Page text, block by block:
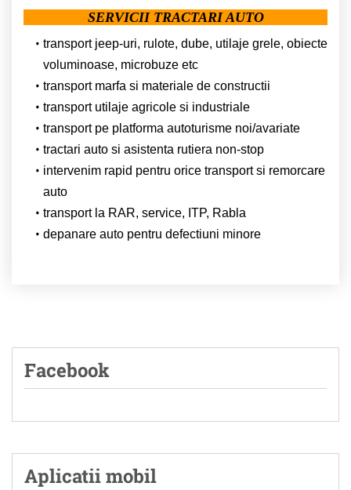
SERVICII TRACTARI AUTO
transport jeep-uri, rulote, dube, utilaje grele, obiecte
voluminoase, microbuze etc
transport marfa si materiale de constructii
transport utilaje agricole si industriale
transport pe platforma autoturisme noi/avariate
tractari auto si asistenta rutiera non-stop
intervenim rapid pentru orice transport si remorcare
auto
transport la RAR, service, ITP, Rabla
depanare auto pentru defectiuni minore
Facebook
Aplicatii mobil